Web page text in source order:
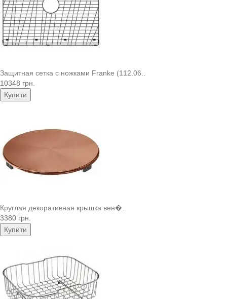
Защитная сетка с ножками Franke (112.06..
10348 грн.
Купити
Круглая декоративная крышка вен�..
3380 грн.
Купити